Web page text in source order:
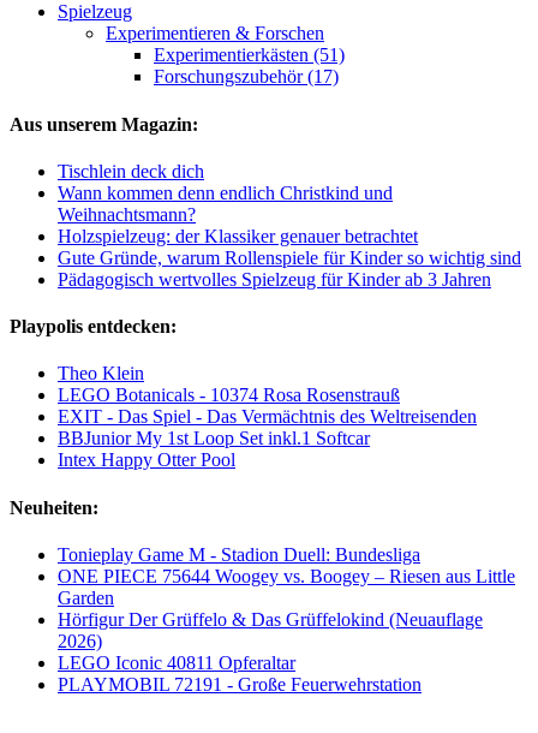
Spielzeug
Experimentieren & Forschen
Experimentierkästen (51)
Forschungszubehör (17)
Aus unserem Magazin:
Tischlein deck dich
Wann kommen denn endlich Christkind und
Weihnachtsmann?
Holzspielzeug: der Klassiker genauer betrachtet
Gute Gründe, warum Rollenspiele für Kinder so wichtig sind
Pädagogisch wertvolles Spielzeug für Kinder ab 3 Jahren
Playpolis entdecken:
Theo Klein
LEGO Botanicals - 10374 Rosa Rosenstrauß
EXIT - Das Spiel - Das Vermächtnis des Weltreisenden
BBJunior My 1st Loop Set inkl.1 Softcar
Intex Happy Otter Pool
Neuheiten:
Tonieplay Game M - Stadion Duell: Bundesliga
ONE PIECE 75644 Woogey vs. Boogey – Riesen aus Little
Garden
Hörfigur Der Grüffelo & Das Grüffelokind (Neuauflage
2026)
LEGO Iconic 40811 Opferaltar
PLAYMOBIL 72191 - Große Feuerwehrstation